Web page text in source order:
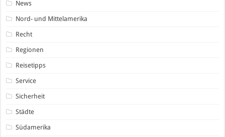
News
Nord- und Mittelamerika
Recht
Regionen
Reisetipps
Service
Sicherheit
Städte
Südamerika